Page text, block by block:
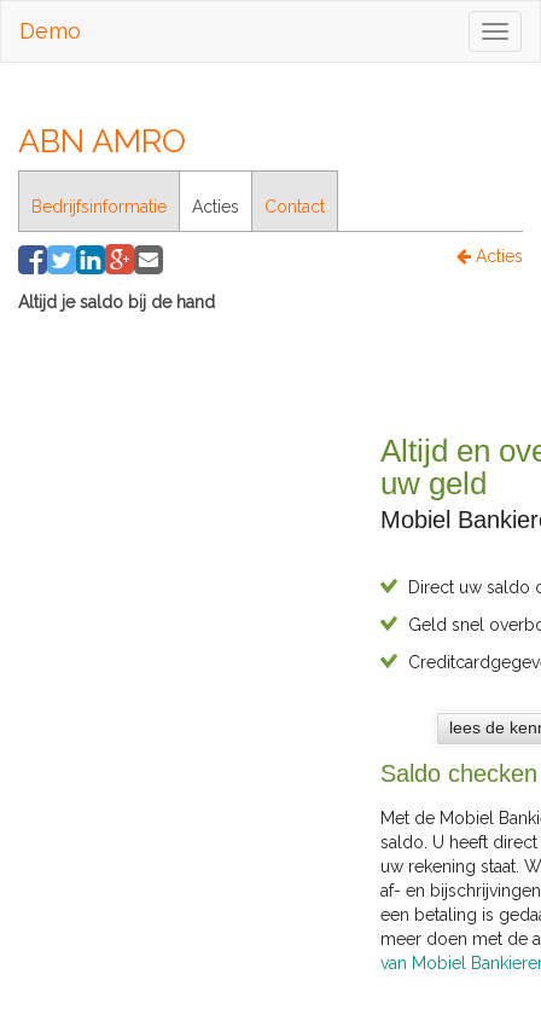
Demo
ABN AMRO
Bedrijfsinformatie Acties Contact
Acties
Altijd je saldo bij de hand
Altijd en
uw geld
Mobiel
Direct uw saldo
Geld snel
lees de
Saldo checken
Met de Mobiel
saldo. U heeft
uw rekening staat.
af- en
een betaling is
meer doen met de
van Mobiel